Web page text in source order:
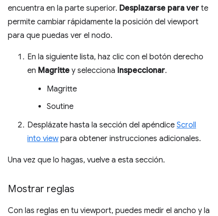
encuentra en la parte superior. Desplazarse para ver te
permite cambiar rápidamente la posición del viewport
para que puedas ver el nodo.
En la siguiente lista, haz clic con el botón derecho
en Magritte y selecciona Inspeccionar.
Magritte
Soutine
Desplázate hasta la sección del apéndice Scroll
into viewpara obtener instrucciones adicionales.
Una vez que lo hagas, vuelve a esta sección.
Mostrar reglas
Con las reglas en tu viewport, puedes medir el ancho y la